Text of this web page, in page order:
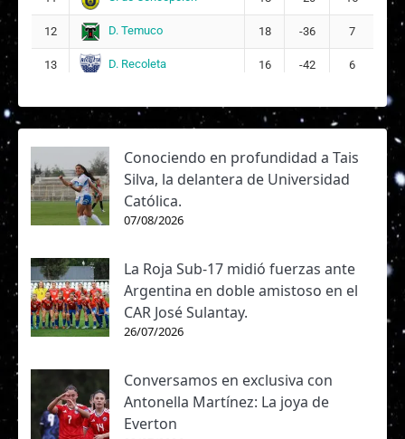
12 D. Temuco 18 -36 7
13 D. Recoleta 16 -42 6
Conociendo en profundidad a Tais
Silva, la delantera de Universidad
Católica.
07/08/2026
La Roja Sub-17 midió fuerzas ante
Argentina en doble amistoso en el
CAR José Sulantay.
26/07/2026
Conversamos en exclusiva con
Antonella Martínez: La joya de
Everton